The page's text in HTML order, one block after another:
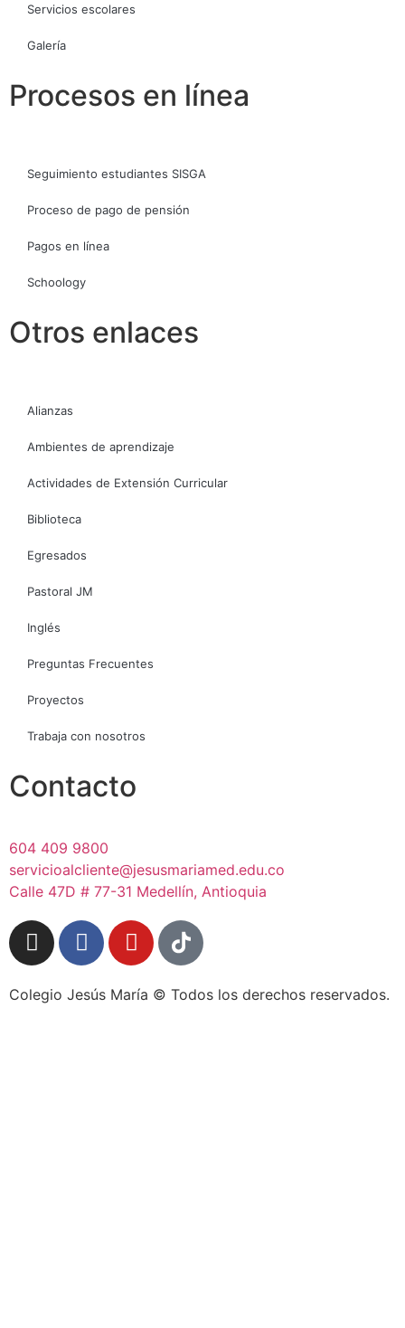
Servicios escolares
Galería
Procesos en línea
Seguimiento estudiantes SISGA
Proceso de pago de pensión
Pagos en línea
Schoology
Otros enlaces
Alianzas
Ambientes de aprendizaje
Actividades de Extensión Curricular
Biblioteca
Egresados
Pastoral JM
Inglés
Preguntas Frecuentes
Proyectos
Trabaja con nosotros
Contacto
604 409 9800
servicioalcliente@jesusmariamed.edu.co
Calle 47D # 77-31 Medellín, Antioquia
Colegio Jesús María © Todos los derechos reservados.